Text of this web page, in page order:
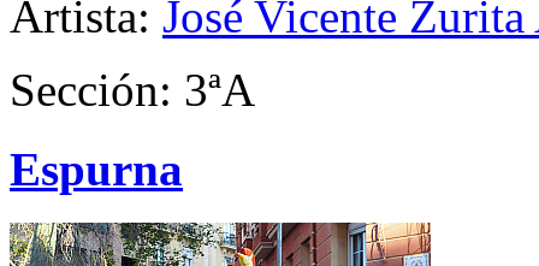
Artista: José Vicente Zurita
Sección: 3ªA
Espurna